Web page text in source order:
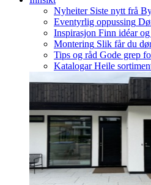
Nyheiter Siste nytt frå
Eventyrlig oppussing
Inspirasjon Finn idéar
Montering Slik får du
Tips og råd Gode grep
Katalogar Heile